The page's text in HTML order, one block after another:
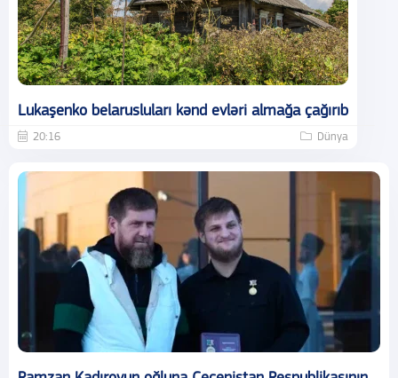
Lukaşenko belarusluları kənd evləri almağa çağırıb
20:16 Dünya